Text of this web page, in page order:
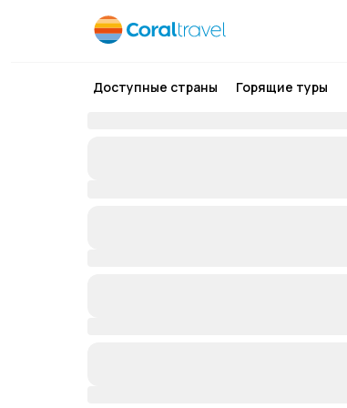
Доступные страны Горящие туры